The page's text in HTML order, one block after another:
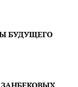
БУДУЩЕГО